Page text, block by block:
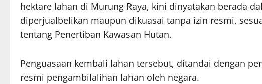
hektare lahan di Murung Raya, kini dinyatakan berada
diperjualbelikan maupun dikuasai tanpa izin resmi,
tentang Penertiban Kawasan Hutan.
Penguasaan kembali lahan tersebut, ditandai dengan
resmi pengambilalihan lahan oleh negara.